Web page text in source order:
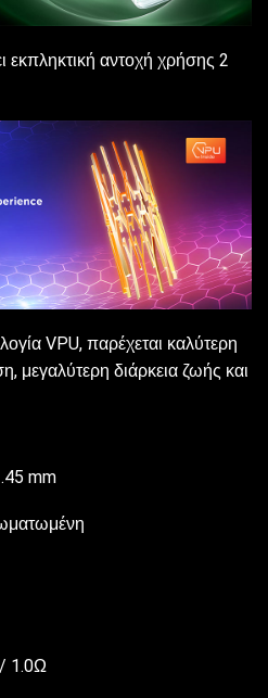
εκπληκτική αντοχή χρήσης 2
VPU, παρέχεται καλύτερη
μεγαλύτερη διάρκεια ζωής και
mm
1.0Ω